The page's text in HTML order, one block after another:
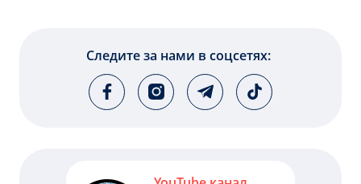
Следите за нами в соцсетях: